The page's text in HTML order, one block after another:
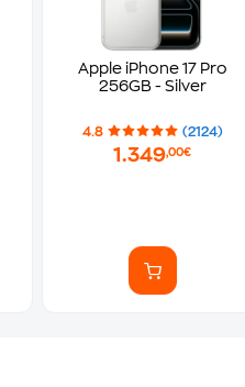
Apple iPhone 17 Pro
256GB - Silver
4.8 (2124)
1.349,00€